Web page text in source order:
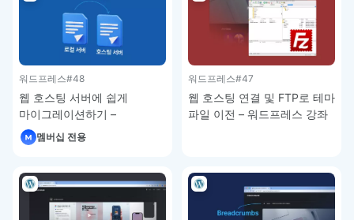
워드프레스#48
웹 호스팅 서버에 쉽게
마이그레이션하기 –
워드프레스 강좌
멤버십 전용
워드프레스#47
웹 호스팅 연결 및 FTP로 테마
파일 이전 – 워드프레스 강좌